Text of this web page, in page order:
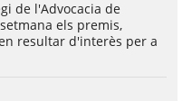
de l'Advocacia de
els premis,
resultar d'interès per a